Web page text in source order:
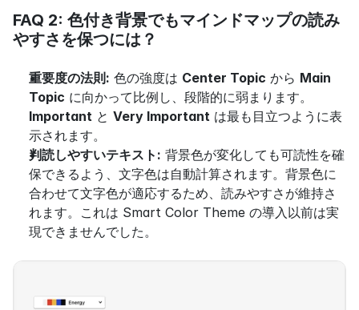
FAQ 2: 色付き背景でもマインドマップの読み
やすさを保つには？
重要度の法則: 色の強度は Center Topic から Main
Topic に向かって比例し、段階的に弱まります。
Important と Very Important は最も目立つように表
示されます。
判読しやすいテキスト: 背景色が変化しても可読性を確
保できるよう、文字色は自動計算されます。背景色に
合わせて文字色が適応するため、読みやすさが維持さ
れます。これは Smart Color Theme の導入以前は実
現できませんでした。